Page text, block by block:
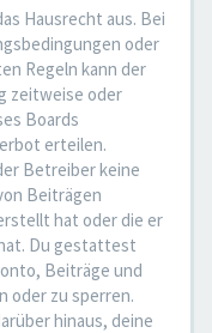
Hausrecht aus. Bei
oder
Regeln kann der
zeitweise oder
Boards
erteilen.
Betreiber keine
Beiträgen
hat oder die er
Du gestattest
Beiträge und
oder zu sperren.
hinaus, deine